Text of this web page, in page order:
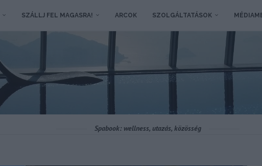
SZÁLLJ FEL MAGASRA! ARCOK SZOLGÁLTATÁSOK
Spabook: wellness, utazás, közösség